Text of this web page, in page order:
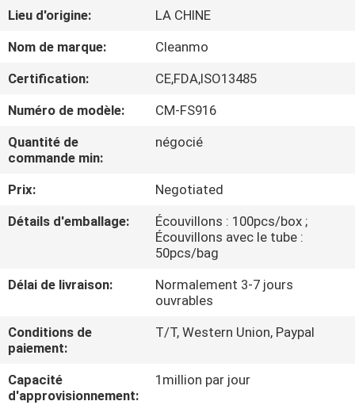
SUJET
DE
NOUS
VISITE
D'USINE
CONTRÔLE
DE
NOUS
NOUVELLES
Lieu d'origine:
LA CHINE
Nom de marque:
Cleanmo
Certification:
CE,FDA,ISO13485
Numéro de modèle:
CM-FS916
Quantité de
commande min:
négocié
Prix:
Negotiated
Détails d'emballage:
Écouvillons : 100pcs/box ;
Écouvillons avec le tube :
50pcs/bag
Délai de livraison:
Normalement 3-7 jours
ouvrables
Conditions de
paiement:
T/T, Western Union, Paypal
Capacité
d'approvisionnement:
1million par jour